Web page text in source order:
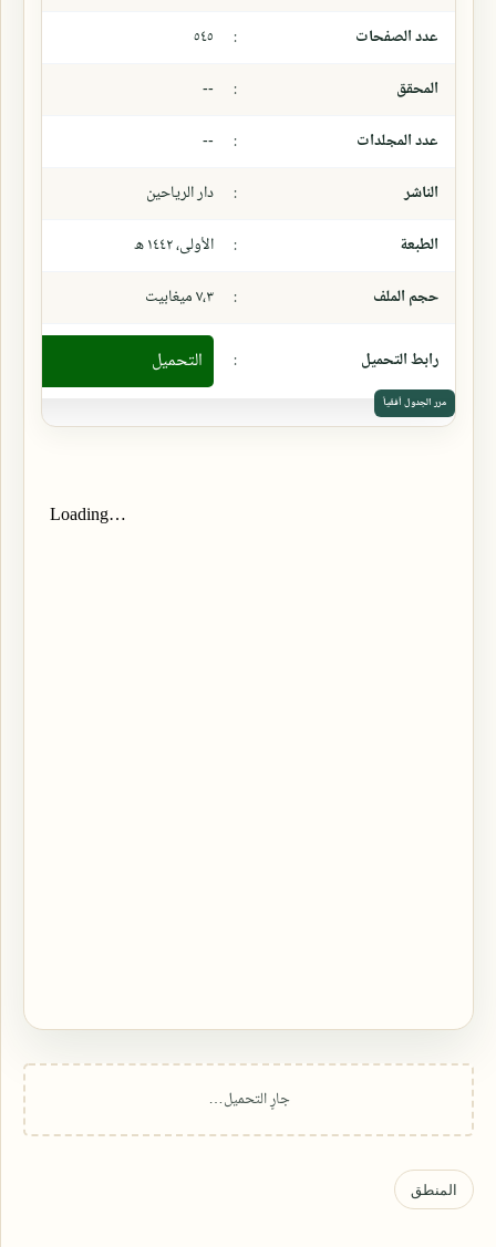
عدد الصفحات
:
٥٤٥
المحقق
:
--
عدد المجلدات
:
--
الناشر
:
دار الرياحين
الطبعة
:
الأولى، ١٤٤٢ ھ
حجم الملف
: ٧،٣ ميغابيت
رابط التحميل : التحميل